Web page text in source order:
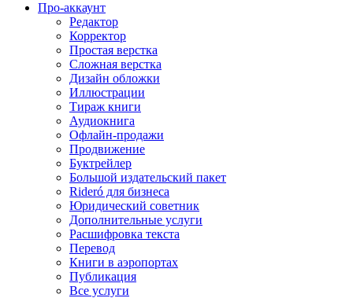
Про-аккаунт
Редактор
Корректор
Простая верстка
Сложная верстка
Дизайн обложки
Иллюстрации
Тираж книги
Аудиокнига
Офлайн-продажи
Продвижение
Буктрейлер
Большой издательский пакет
Rideró для бизнеса
Юридический советник
Дополнительные услуги
Расшифровка текста
Перевод
Книги в аэропортах
Публикация
Все услуги